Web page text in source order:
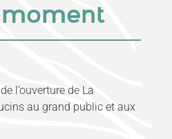
l’ouverture de La
au grand public et aux